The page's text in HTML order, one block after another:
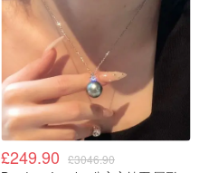
£249.90 £3046.90